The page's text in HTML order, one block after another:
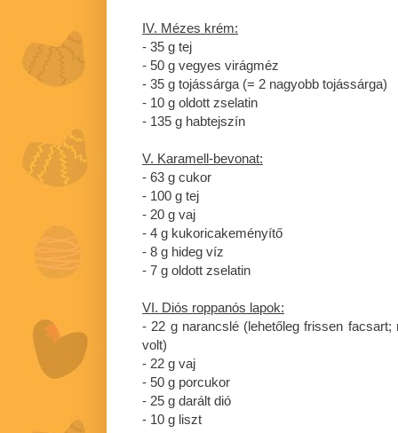
IV. Mézes krém:
- 35 g tej
- 50 g vegyes virágméz
- 35 g tojássárga (= 2 nagyobb tojássárga)
- 10 g oldott zselatin
- 135 g habtejszín
V. Karamell-bevonat:
- 63 g cukor
- 100 g tej
- 20 g vaj
- 4 g kukoricakeményítő
- 8 g hideg víz
- 7 g oldott zselatin
VI. Diós roppanós lapok:
- 22 g narancslé (lehetőleg frissen
volt)
- 22 g vaj
- 50 g porcukor
- 25 g darált dió
- 10 g liszt